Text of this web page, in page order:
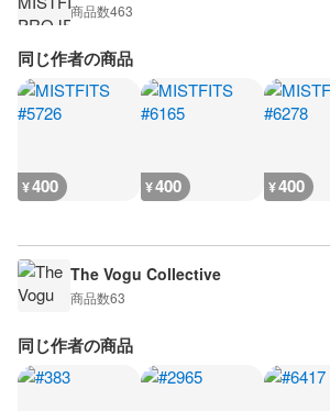
商品数463
同じ作者の商品
¥400 ¥400 ¥400
The Vogu Collective
商品数63
同じ作者の商品